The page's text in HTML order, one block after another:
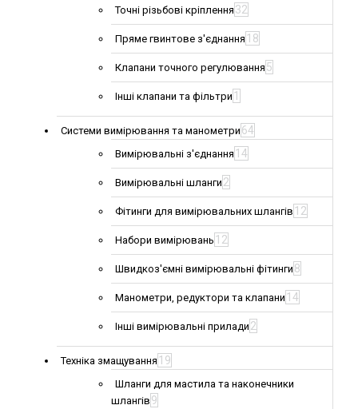
Точні різьбові кріплення 32
Пряме гвинтове з'єднання 18
Клапани точного регулювання 5
Інші клапани та фільтри 1
Системи вимірювання та манометри 64
Вимірювальні з'єднання 14
Вимірювальні шланги 2
Фітинги для вимірювальних шлангів 12
Набори вимірювань 12
Швидкоз'ємні вимірювальні фітинги 8
Манометри, редуктори та клапани 14
Інші вимірювальні прилади 2
Техніка змащування 19
Шланги для мастила та наконечники
шлангів 9